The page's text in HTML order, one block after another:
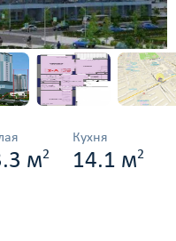
м2
Кухня
14.1 м2